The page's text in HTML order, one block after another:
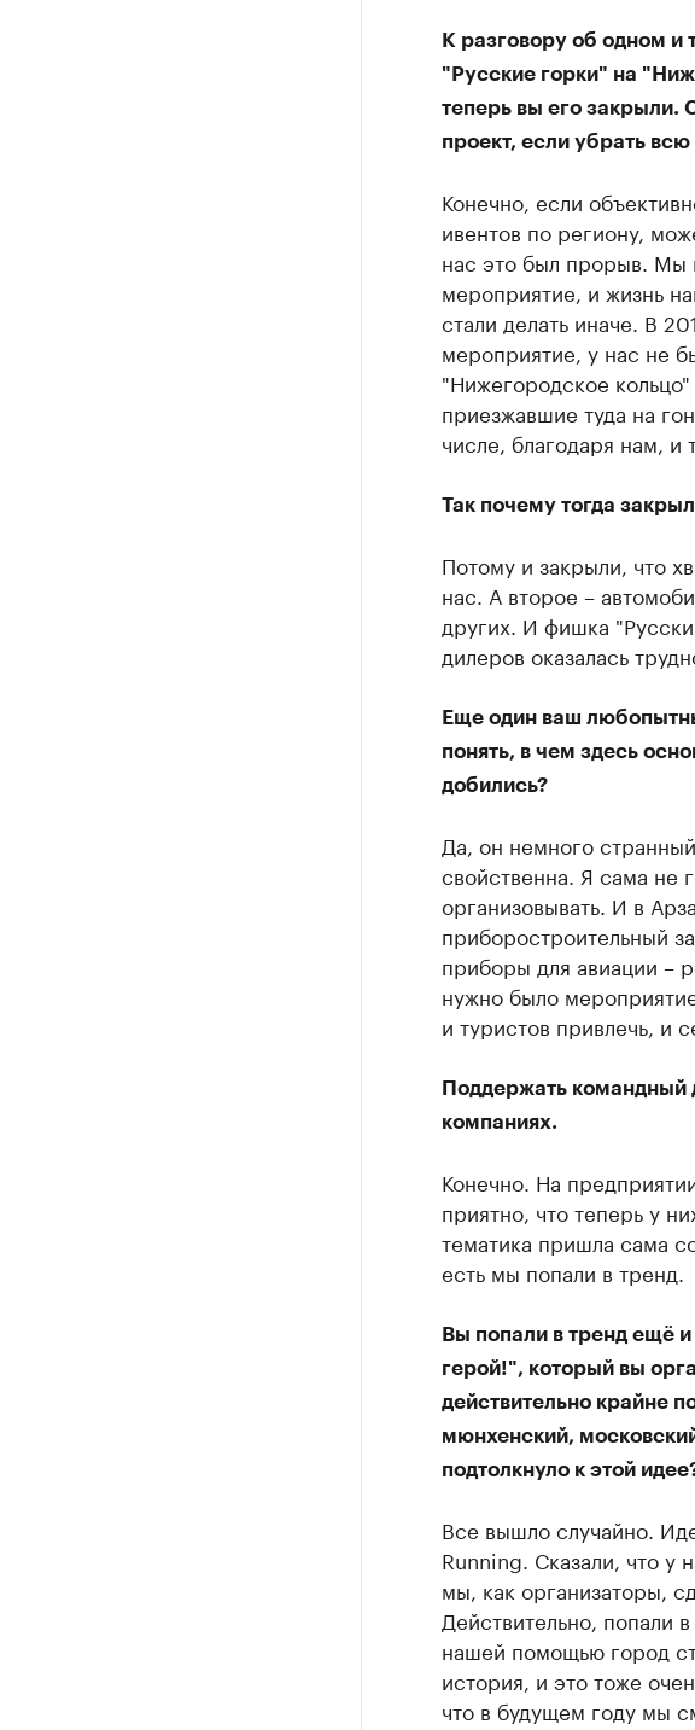
К разговору об одном и
"Русские горки" на
теперь вы его закрыли.
проект, если убрать
Конечно, если
ивентов по региону,
нас это был прорыв. Мы
мероприятие, и жизнь
стали делать иначе. В
мероприятие, у нас не
"Нижегородское кольцо"
приезжавшие туда на
числе, благодаря нам, и
Так почему тогда
Потому и закрыли, что
нас. А второе –
других. И фишка
дилеров оказалась
Еще один ваш
понять, в чем здесь
добились?
Да, он немного
свойственна. Я сама не
организовывать. И в
приборостроительный
приборы для авиации –
нужно было
и туристов привлечь, и
Поддержать командный
компаниях.
Конечно. На
приятно, что теперь у
тематика пришла сама
есть мы попали в тренд.
Вы попали в тренд ещё
герой!", который вы
действительно крайне
мюнхенский,
подтолкнуло к этой
Все вышло случайно.
Running. Сказали, что у
мы, как организаторы,
Действительно, попали
нашей помощью город
история, и это тоже
что в будущем году мы